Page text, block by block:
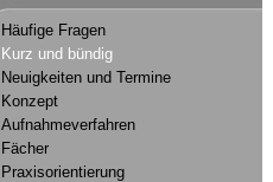
Häufige Fragen
Kurz und bündig
Neuigkeiten und Termine
Konzept
Aufnahmeverfahren
Fächer
Praxisorientierung